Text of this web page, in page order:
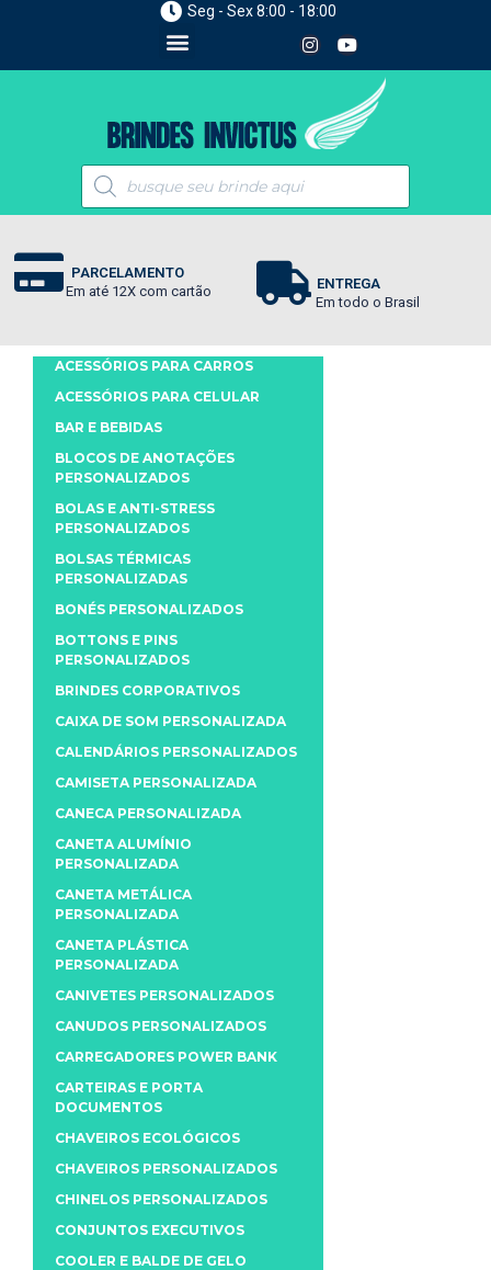
Seg - Sex 8:00 - 18:00
PARCELAMENTO
Em até 12X com cartão
ENTREGA
Em todo o Brasil
ACESSÓRIOS PARA CARROS
ACESSÓRIOS PARA CELULAR
BAR E BEBIDAS
BLOCOS DE ANOTAÇÕES
PERSONALIZADOS
BOLAS E ANTI-STRESS
PERSONALIZADOS
BOLSAS TÉRMICAS
PERSONALIZADAS
BONÉS PERSONALIZADOS
BOTTONS E PINS
PERSONALIZADOS
BRINDES CORPORATIVOS
CAIXA DE SOM PERSONALIZADA
CALENDÁRIOS PERSONALIZADOS
CAMISETA PERSONALIZADA
CANECA PERSONALIZADA
CANETA ALUMÍNIO
PERSONALIZADA
CANETA METÁLICA
PERSONALIZADA
CANETA PLÁSTICA
PERSONALIZADA
CANIVETES PERSONALIZADOS
CANUDOS PERSONALIZADOS
CARREGADORES POWER BANK
CARTEIRAS E PORTA
DOCUMENTOS
CHAVEIROS ECOLÓGICOS
CHAVEIROS PERSONALIZADOS
CHINELOS PERSONALIZADOS
CONJUNTOS EXECUTIVOS
COOLER E BALDE DE GELO